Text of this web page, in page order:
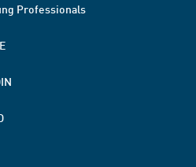
Professionals